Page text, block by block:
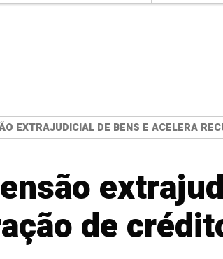
EXTRAJUDICIAL DE BENS E ACELERA
de